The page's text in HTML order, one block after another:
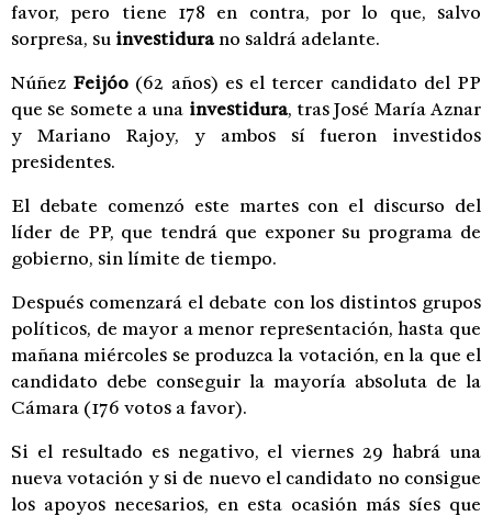
favor, pero tiene 178 en contra, por lo que, salvo
sorpresa, su investidurano saldrá adelante.
Núñez Feijóo (62 años) es el tercer candidato del PP
que se somete a una investidura, tras José María Aznar
y Mariano Rajoy, y ambos sí fueron investidos
presidentes.
El debate comenzó este martes con el discurso del
líder de PP, que tendrá que exponer su programa de
gobierno, sin límite de tiempo.
Después comenzará el debate con los distintos grupos
políticos, de mayor a menor representación, hasta que
mañana miércoles se produzca la votación, en la que el
candidato debe conseguir la mayoría absoluta de la
Cámara (176 votos a favor).
Si el resultado es negativo, el viernes 29 habrá una
nueva votación y si de nuevo el candidato no consigue
los apoyos necesarios, en esta ocasión más síes que